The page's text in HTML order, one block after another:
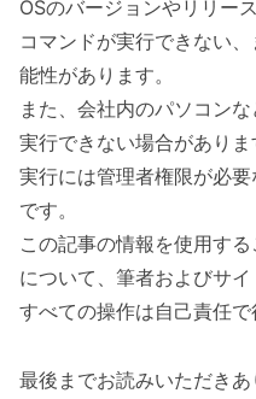
OSのバージョンやリリー
コマンドが実行できない
能性があります。
また、会社内のパソコン
実行できない場合がありま
実行には管理者権限が必
です。
この記事の情報を使用す
について、筆者およびサイ
すべての操作は自己責任で
最後までお読みいただきあ